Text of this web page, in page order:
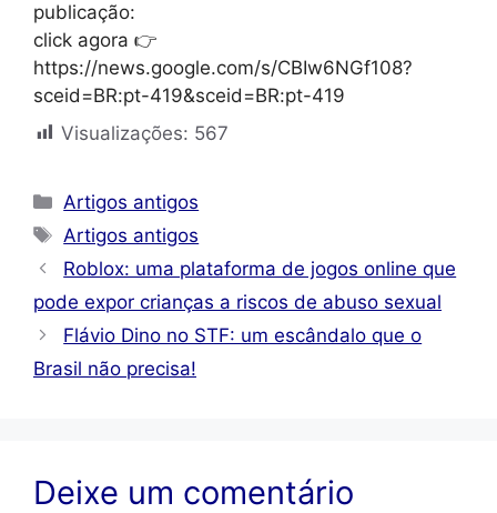
publicação:
click agora 👉
https://news.google.com/s/CBIw6NGf108?
sceid=BR:pt-419&sceid=BR:pt-419
Visualizações: 567
Categorias
Artigos antigos
Tags
Artigos antigos
Roblox: uma plataforma de jogos online que
pode expor crianças a riscos de abuso sexual
Flávio Dino no STF: um escândalo que o
Brasil não precisa!
Deixe um comentário